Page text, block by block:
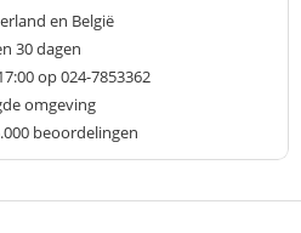
en België
30 dagen
op 024-7853362
omgeving
beoordelingen